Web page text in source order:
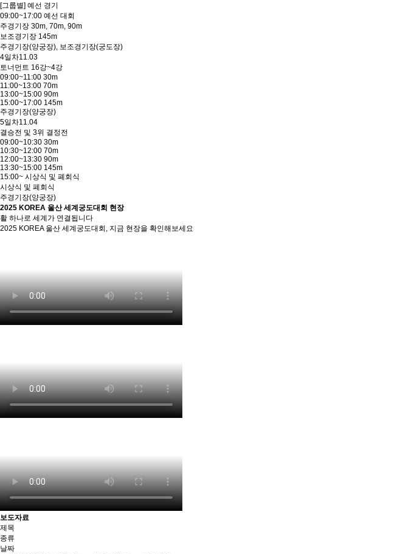
[그룹별] 예선 경기
09:00~17:00 예선 대회
주경기장 30m, 70m, 90m
보조경기장 145m
주경기장(양궁장), 보조경기장(궁도장)
4일차11.03
토너먼트 16강~4강
09:00~11:00 30m
11:00~13:00 70m
13:00~15:00 90m
15:00~17:00 145m
주경기장(양궁장)
5일차11.04
결승전 및 3위 결정전
09:00~10:30 30m
10:30~12:00 70m
12:00~13:30 90m
13:30~15:00 145m
15:00~ 시상식 및 폐회식
시상식 및 폐회식
주경기장(양궁장)
2025 KOREA 울산 세계궁도대회 현장
활 하나로 세계가 연결됩니다
2025 KOREA 울산 세계궁도대회, 지금 현장을 확인해보세요
보도자료
제목
종류
날짜